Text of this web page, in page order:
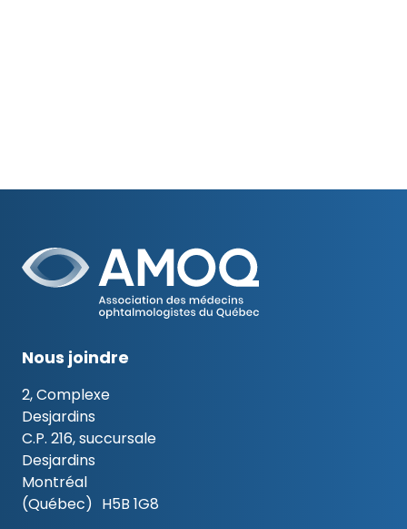
Nous joindre
2, Complexe
Desjardins
C.P. 216, succursale
Desjardins
Montréal
(Québec) H5B 1G8